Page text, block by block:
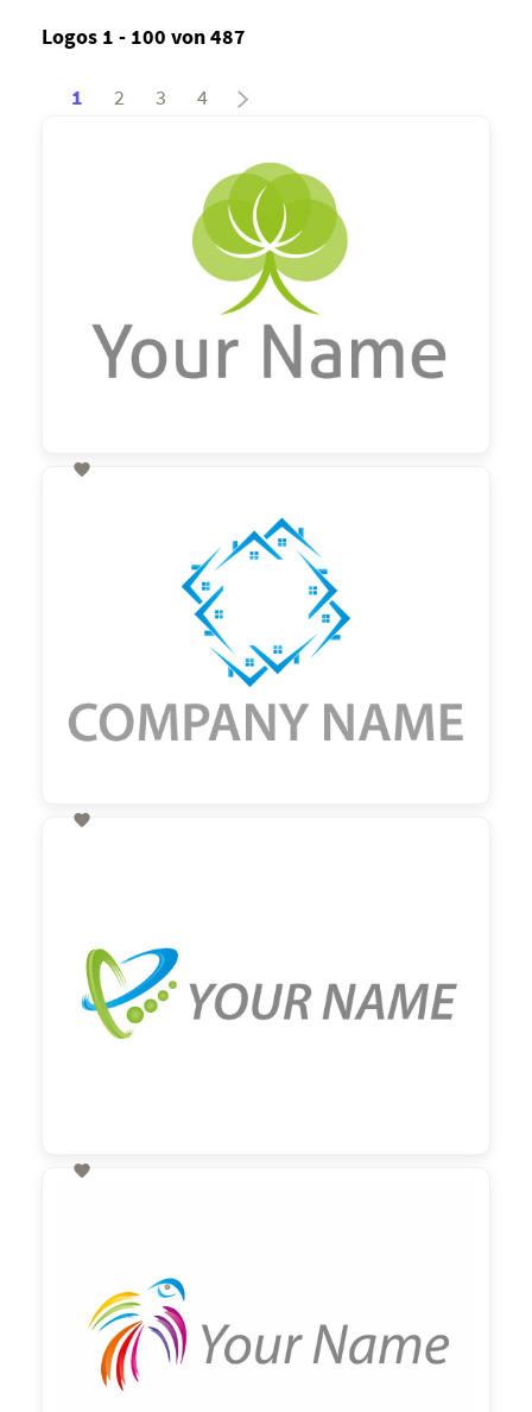
Logos 1 - 100 von 487
1 2 3 4


